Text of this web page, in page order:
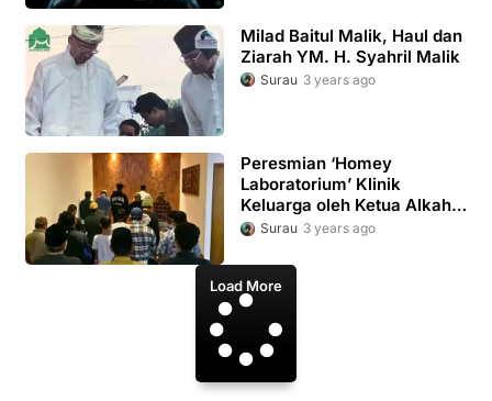
Surau 3 years ago
Milad Baitul Malik, Haul dan
Ziarah YM. H. Syahril Malik
Surau 3 years ago
Peresmian ‘Homey
Laboratorium’ Klinik
Keluarga oleh Ketua Alkah
Baitul Malik
Load More